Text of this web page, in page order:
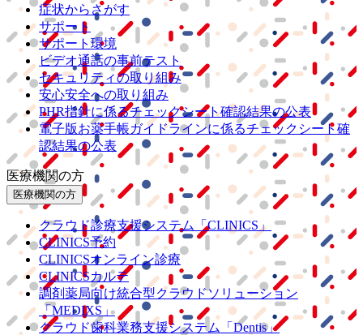
症状からさがす
サポート
サポート環境
ビデオ通話の事前テスト
セキュリティの取り組み
安心安全への取り組み
PHR指針に係るチェックシート確認結果の公表
電子版お薬手帳ガイドラインに係るチェックシート確
認結果の公表
医療機関の方
医療機関の方
クラウド診療支援システム
「CLINICS」
CLINICS予約
CLINICSオンライン診療
CLINICSカルテ
調剤薬局向け統合型クラウドソリューション
「MEDIXS」
クラウド歯科業務支援システム
「Dentis」